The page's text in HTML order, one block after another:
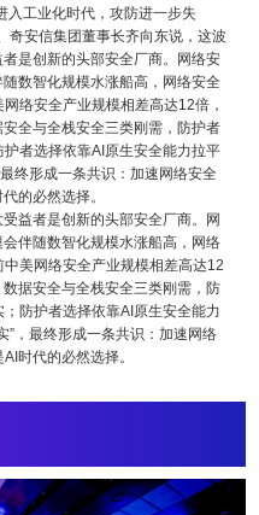
入工业化时代，攻防进一步失
奇安信集团董事长齐向东说，这波
是创新的头部安全厂商。网络安
数智化规模水涨船高，网络安全
络安全产业规模相差高达12倍，
全与全栈安全三类刚需，防护者
者选择依靠AI原生安全能力拉平
终形成一条共识：加速网络安全
的必然选择。
益者是创新的头部安全厂商。网
伴随数智化规模水涨船高，网络
美网络安全产业规模相差高达12
据安全与全栈安全三类刚需，防
防护者选择依靠AI原生安全能力
”，最终形成一条共识：加速网络
时代的必然选择。